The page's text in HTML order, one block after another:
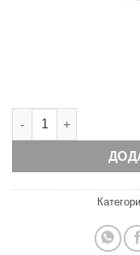
Батерија со биде